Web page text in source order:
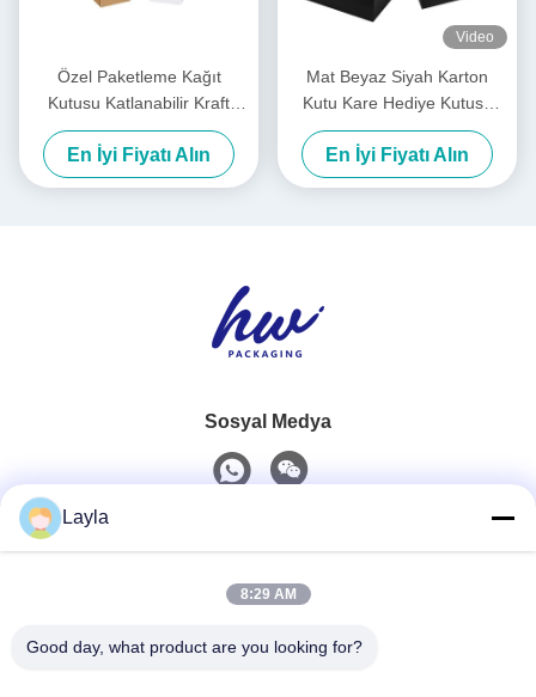
Özel Paketleme Kağıt
Kutusu Katlanabilir Kraft
Kağıt Karton Şablon
Yazdırma Dalgalanmış Kağıt
Kutusu
En İyi Fiyatı Alın
Video
Mat Beyaz Siyah Karton
Kutu Kare Hediye Kutusu
Doğal Sert Ambalaj
En İyi Fiyatı Alın
Sosyal Medya
0086-18688885859
Layla
8:29 AM
Good day, what product are you looking for?